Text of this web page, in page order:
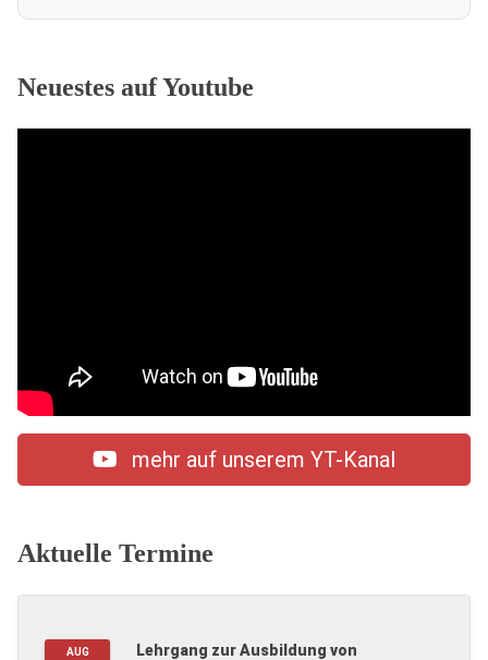
Neuestes auf Youtube
mehr auf unserem YT-Kanal
Aktuelle Termine
AUG
Lehrgang zur Ausbildung von